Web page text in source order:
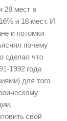
28 мест в
и 18 мест. И
и потомки
почему
сделал что
1992 года
для того
свой